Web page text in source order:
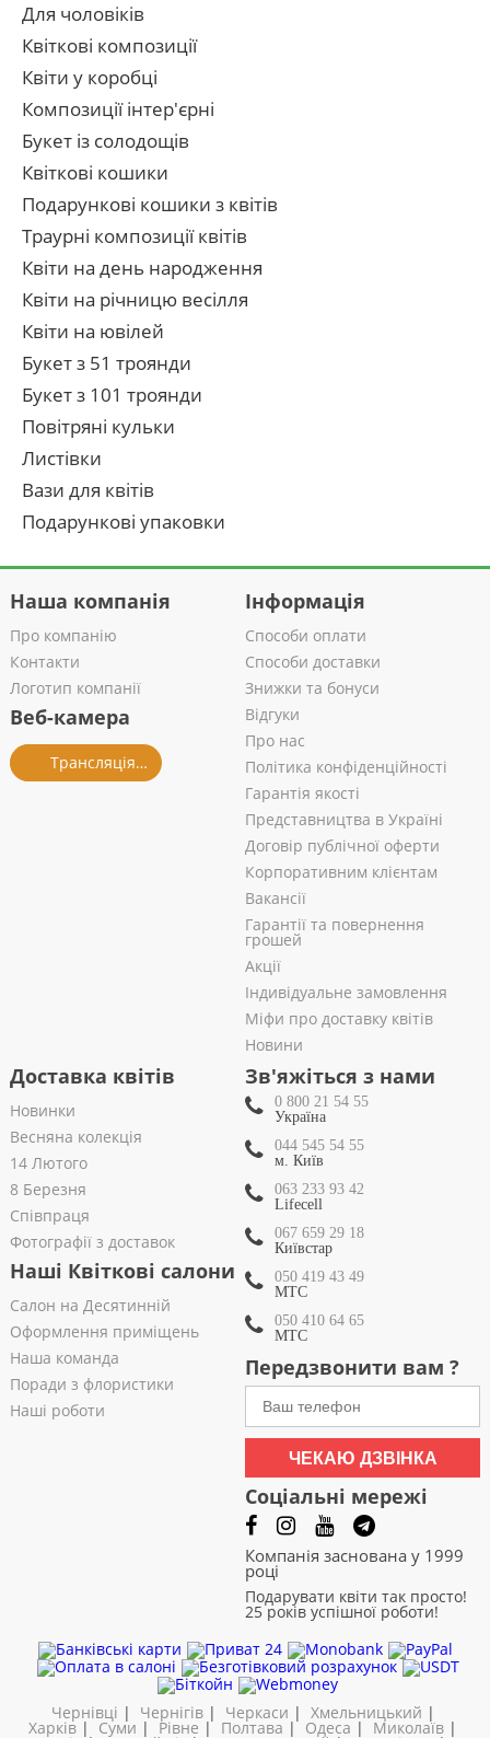
Для чоловіків
Квіткові композиції
Квіти у коробці
Композиції інтер'єрні
Букет із солодощів
Квіткові кошики
Подарункові кошики з квітів
Траурні композиції квітів
Квіти на день народження
Квіти на річницю весілля
Квіти на ювілей
Букет з 51 троянди
Букет з 101 троянди
Повітряні кульки
Листівки
Вази для квітів
Подарункові упаковки
Наша компанія
Про компанію
Контакти
Логотип компанії
Веб-камера
Трансляція із салону
Інформація
Способи оплати
Способи доставки
Знижки та бонуси
Відгуки
Про нас
Політика конфіденційності
Гарантія якості
Представництва в Україні
Договір публічної оферти
Корпоративним клієнтам
Вакансії
Гарантії та повернення
грошей
Акції
Індивідуальне замовлення
Міфи про доставку квітів
Новини
Доставка квітів
Новинки
Весняна колекція
14 Лютого
8 Березня
Співпраця
Фотографії з доставок
Наші Квіткові салони
Салон на Десятинній
Оформлення приміщень
Наша команда
Поради з флористики
Наші роботи
Зв'яжіться з нами
0 800 21 54 55
Україна
044 545 54 55
м. Київ
063 233 93 42
Lifecell
067 659 29 18
Київстар
050 419 43 49
МТС
050 410 64 65
МТС
Передзвонити вам ?
ЧЕКАЮ ДЗВІНКА
Соціальні мережі
Компанія заснована у 1999
році
Подарувати квіти так просто!
25 років успішної роботи!
Чернівці | Чернігів| Черкаси | Хмельницький |
Харків | Суми | Рівне | Полтава | Одеса | Миколаїв |